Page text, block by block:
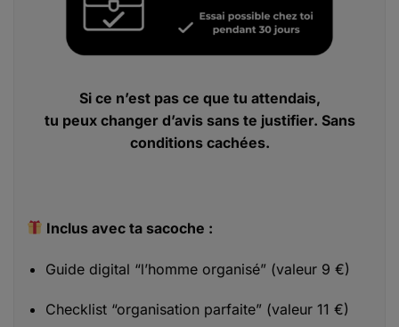
Si ce n’est pas ce que tu attendais,
tu peux changer d’avis sans te justifier. Sans
conditions cachées.
Inclus avec ta sacoche :
Guide digital “l’homme organisé” (valeur 9 €)
Checklist “organisation parfaite” (valeur 11 €)